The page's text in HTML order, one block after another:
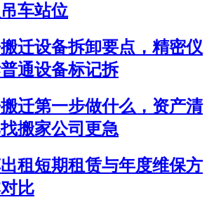
车站位
迁设备拆卸要点，精密仪
通设备标记拆
迁第一步做什么，资产清
搬家公司更急
租短期租赁与年度维保方
比